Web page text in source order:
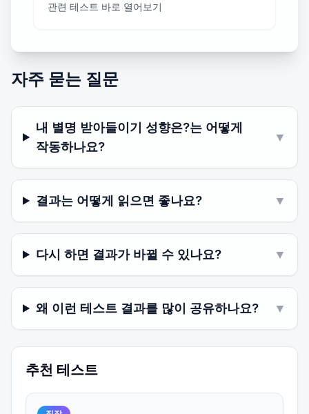
관련 테스트 바로 열어보기
자주 묻는 질문
내 별명 받아들이기 성향은?는 어떻게
작동하나요?
▼
결과는 어떻게 읽으면 좋나요? ▼
다시 하면 결과가 바뀔 수 있나요? ▼
왜 이런 테스트 결과를 많이 공유하나요? ▼
추천 테스트